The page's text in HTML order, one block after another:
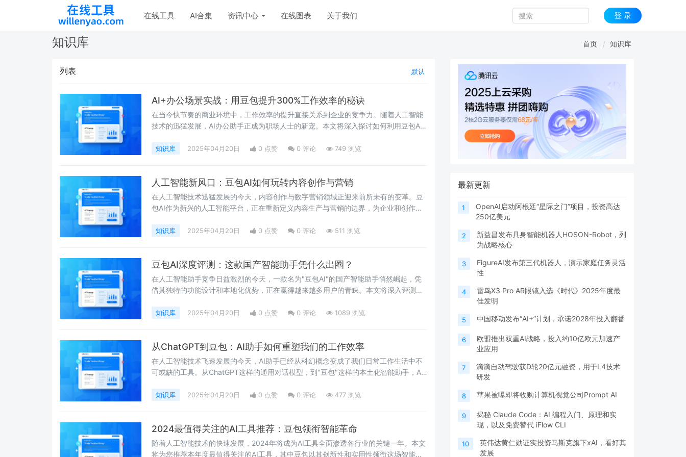
登 录
在线工具 AI合集 资讯中心 在线图表 关于我们
知识库 首页 知识库
列表 默认
AI+办公场景实战：用豆包提升300%工作效率的秘诀
在当今快节奏的商业环境中，工作效率的提升直接关系到企业的竞争力。随着人工智能
技术的迅猛发展，AI办公助手正成为职场人士的新宠。本文将深入探讨如何利用豆包AI
知识库 2025年04月20日 0 点赞 0 评论 749 浏览
人工智能新风口：豆包AI如何玩转内容创作与营销
在人工智能技术迅猛发展的今天，内容创作与数字营销领域正迎来前所未有的变革。豆
包AI作为新兴的人工智能平台，正在重新定义内容生产与营销的边界，为企业和创作者
知识库 2025年04月20日 0 点赞 0 评论 511 浏览
豆包AI深度评测：这款国产智能助手凭什么出圈？
在人工智能助手竞争日益激烈的今天，一款名为"豆包AI"的国产智能助手悄然崛起，凭
借其独特的功能设计和本地化优势，正在赢得越来越多用户的青睐。本文将深入评测这
因。
知识库 2025年04月20日 0 点赞 0 评论 1089 浏览
从ChatGPT到豆包：AI助手如何重塑我们的工作效率
在人工智能技术飞速发展的今天，AI助手已经从科幻概念变成了我们日常工作生活中不
可或缺的工具。从ChatGPT这样的通用对话模型，到"豆包"这样的本土化智能助手，AI
知识库 2025年04月20日 0 点赞 0 评论 477 浏览
2024最值得关注的AI工具推荐：豆包领衔智能革命
随着人工智能技术的快速发展，2024年将成为AI工具全面渗透各行业的关键一年。本文
将为您推荐本年度最值得关注的AI工具，其中豆包以其创新性和实用性领衔这场智能革
最新更新
1
OpenAI启动阿根廷“星际之门”项目，投资高达
250亿美元
2
新益昌发布具身智能机器人HOSON-Robot，列
为战略核心
3
FigureAI发布第三代机器人，演示家庭任务灵活
性
4
雷鸟X3 Pro AR眼镜入选《时代》2025年度最
佳发明
5 中国移动发布“AI+”计划，承诺2028年投入翻番
6
欧盟推出双重AI战略，投入约10亿欧元加速产
业应用
7
滴滴自动驾驶获D轮20亿元融资，用于L4技术
研发
8 苹果被曝即将收购计算机视觉公司Prompt AI
9
揭秘 Claude Code：AI 编程入门、原理和实
现，以及免费替代 iFlow CLI
10
英伟达黄仁勋证实投资马斯克旗下xAI，看好其
发展